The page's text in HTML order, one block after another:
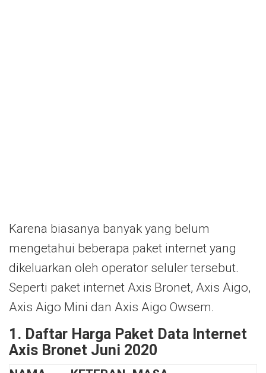
Karena biasanya banyak yang belum
mengetahui beberapa paket internet yang
dikeluarkan oleh operator seluler tersebut.
Seperti paket internet Axis Bronet, Axis Aigo,
Axis Aigo Mini dan Axis Aigo Owsem.
1. Daftar Harga Paket Data Internet
Axis Bronet Juni 2020